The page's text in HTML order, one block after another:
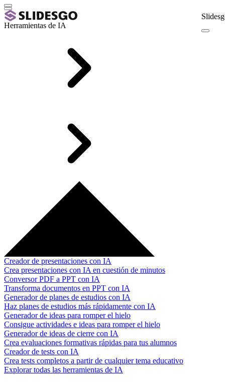
Herramientas de IA
Creador de presentaciones con IA
Crea presentaciones con IA en cuestión de minutos
Conversor PDF a PPT con IA
Transforma documentos en PPT con IA
Generador de planes de estudios con IA
Haz planes de estudios más rápidamente con IA
Generador de ideas para romper el hielo
Consigue actividades e ideas para romper el hielo
Generador de ideas de cierre con IA
Crea evaluaciones formativas rápidas para tus alumnos
Creador de tests con IA
Crea tests completos a partir de cualquier tema educativo
Explorar todas las herramientas de IA